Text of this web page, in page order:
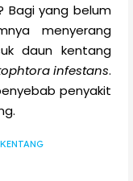
Bagi yang belum
menyerang
daun kentang
infestans.
penyakit